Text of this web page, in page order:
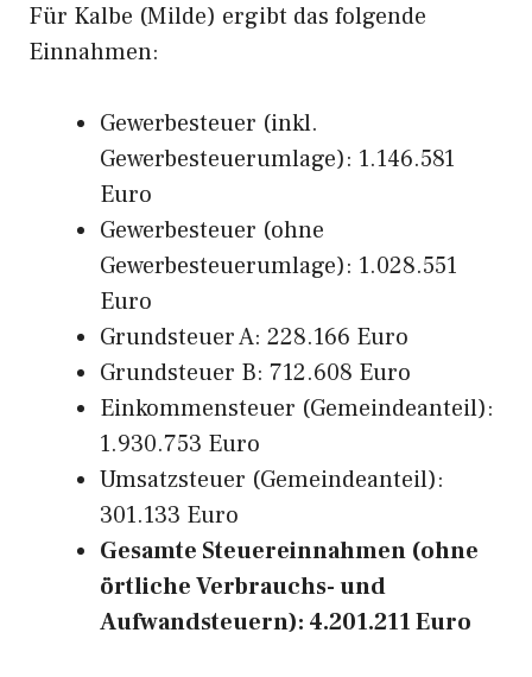
Für Kalbe (Milde) ergibt das folgende
Einnahmen:
Gewerbesteuer (inkl.
Gewerbesteuerumlage): 1.146.581
Euro
Gewerbesteuer (ohne
Gewerbesteuerumlage): 1.028.551
Euro
Grundsteuer A: 228.166 Euro
Grundsteuer B: 712.608 Euro
Einkommensteuer (Gemeindeanteil):
1.930.753 Euro
Umsatzsteuer (Gemeindeanteil):
301.133 Euro
Gesamte Steuereinnahmen (ohne
örtliche Verbrauchs- und
Aufwandsteuern): 4.201.211 Euro